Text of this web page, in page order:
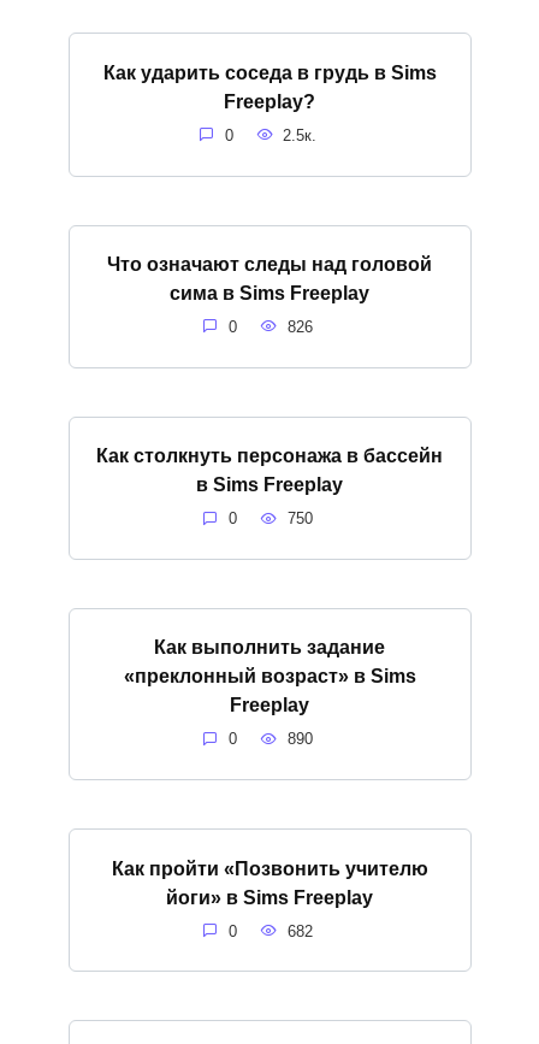
Как ударить соседа в грудь в Sims
Freeplay?
0 2.5к.
Что означают следы над головой
сима в Sims Freeplay
0 826
Как столкнуть персонажа в бассейн
в Sims Freeplay
0 750
Как выполнить задание
«преклонный возраст» в Sims
Freeplay
0 890
Как пройти «Позвонить учителю
йоги» в Sims Freeplay
0 682